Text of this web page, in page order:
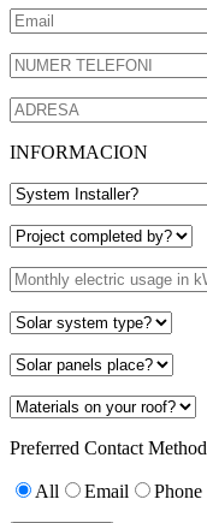
INFORMACION
Preferred Contact Method
All Email Phone